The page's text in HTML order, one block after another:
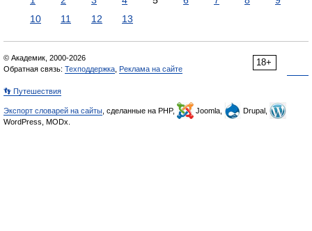
10
11 12 13
18+
© Академик, 2000-2026
Обратная связь: Техподдержка Реклама на сайте
👣 Путешествия
Экспорт словарей на сайты , сделанные на PHP, Joomla,
Drupal,
WordPress, MODx.